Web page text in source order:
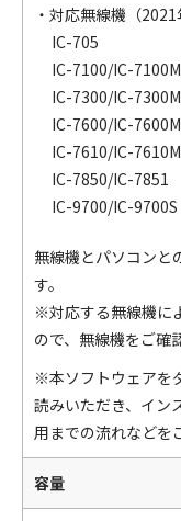
・対応無線機（2021
IC-705
IC-7100/IC-
IC-7300/IC-
IC-7600/IC-7600M
IC-7610/IC-7610M
IC-7850/IC-7851
IC-9700/IC-9700S
無線機とパソコンと
す。
※対応する無線機に
ので、無線機をご確
※本ソフトウェアを
読みいただき、イン
用までの流れなどを
容量